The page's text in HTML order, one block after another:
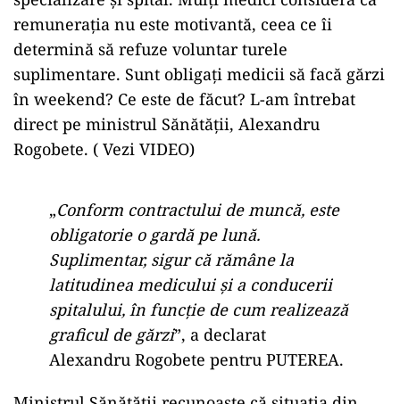
remunerația nu este motivantă, ceea ce îi
determină să refuze voluntar turele
suplimentare. Sunt obligați medicii să facă gărzi
în weekend? Ce este de făcut? L-am întrebat
direct pe ministrul Sănătății, Alexandru
Rogobete. ( Vezi VIDEO)
„Conform contractului de muncă, este
obligatorie o gardă pe lună.
Suplimentar, sigur că rămâne la
latitudinea medicului și a conducerii
spitalului, în funcție de cum realizează
graficul de gărzi”, a declarat
Alexandru Rogobete pentru PUTEREA.